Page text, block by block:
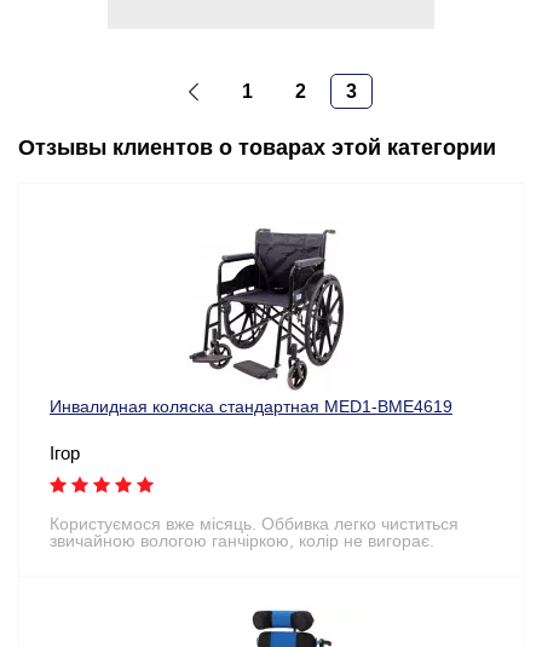
1 2 3
Отзывы клиентов о товарах этой категории
Инвалидная коляска стандартная MED1-BME4619
Ігор
Користуємося вже місяць. Оббивка легко чиститься
звичайною вологою ганчіркою, колір не вигорає.